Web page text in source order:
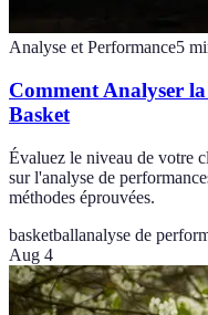
Analyse et Performance5
Comment Analyser
Basket
Évaluez le niveau de votre
sur l'analyse de
méthodes éprouvées.
basketballanalyse de
Aug 4